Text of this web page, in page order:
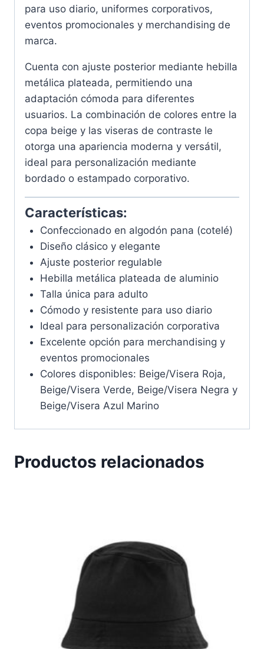
para uso diario, uniformes corporativos,
eventos promocionales y merchandising de
marca.
Cuenta con ajuste posterior mediante hebilla
metálica plateada, permitiendo una
adaptación cómoda para diferentes
usuarios. La combinación de colores entre la
copa beige y las viseras de contraste le
otorga una apariencia moderna y versátil,
ideal para personalización mediante
bordado o estampado corporativo.
Características:
Confeccionado en algodón pana (cotelé)
Diseño clásico y elegante
Ajuste posterior regulable
Hebilla metálica plateada de aluminio
Talla única para adulto
Cómodo y resistente para uso diario
Ideal para personalización corporativa
Excelente opción para merchandising y
eventos promocionales
Colores disponibles: Beige/Visera Roja,
Beige/Visera Verde, Beige/Visera Negra y
Beige/Visera Azul Marino
Productos relacionados